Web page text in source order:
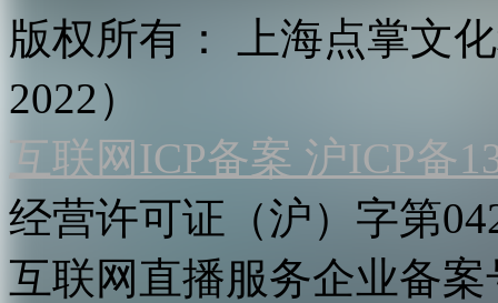
版权所有：
上海点掌文
2022）
互联网ICP备案 沪ICP备
经营许可证（沪）字第
互联网直播服务企业备案